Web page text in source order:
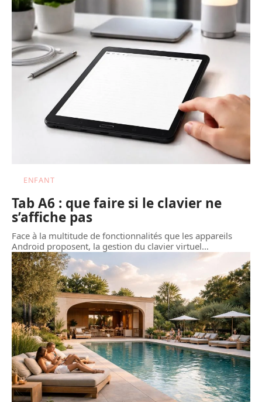
ENFANT
Tab A6 : que faire si le clavier ne
s’affiche pas
Face à la multitude de fonctionnalités que les appareils
Android proposent, la gestion du clavier virtuel…